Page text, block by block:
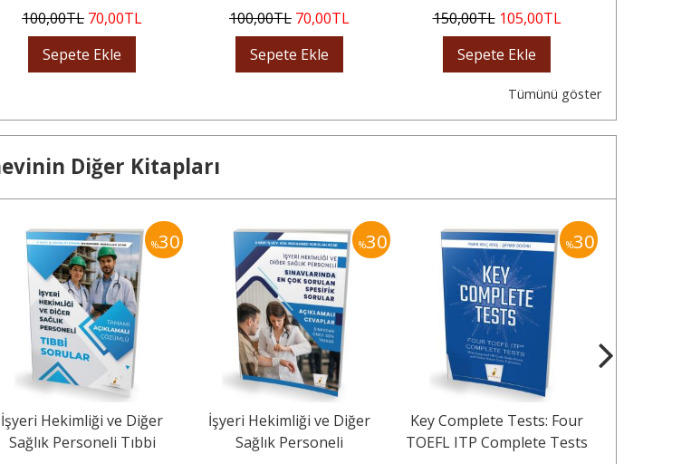
100,00TL 70,00TL
Sepete Ekle
100,00TL 70,00TL
Sepete Ekle
150,00TL 105,00TL
Sepete Ekle
Tümünü göster
Diğer Kitapları
%30
İşyeri Hekimliği ve Diğer
Sağlık Personeli Tıbbi
%30
İşyeri Hekimliği ve Diğer
Sağlık Personeli
%30
Key Complete Tests: Four
TOEFL ITP Complete Tests